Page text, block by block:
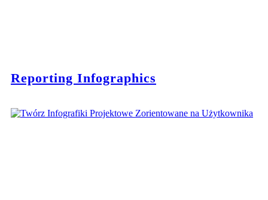
Reporting Infographics